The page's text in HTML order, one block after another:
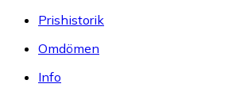
Prishistorik
Omdömen
Info